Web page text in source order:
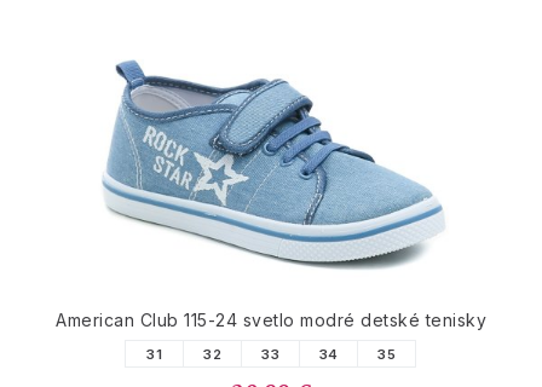
American Club 115-24 svetlo modré detské tenisky
31 32 33 34 35